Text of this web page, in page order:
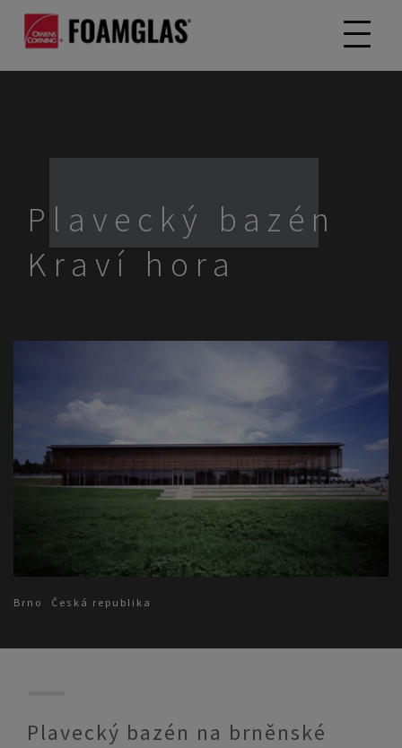
Plavecký bazén
Kraví hora
Brno Česká republika
Plavecký bazén na brněnské